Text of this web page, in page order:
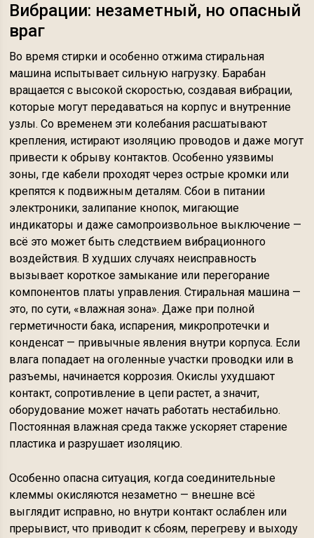
Вибрации: незаметный, но опасный
враг
Во время стирки и особенно отжима стиральная
машина испытывает сильную нагрузку. Барабан
вращается с высокой скоростью, создавая вибрации,
которые могут передаваться на корпус и внутренние
узлы. Со временем эти колебания расшатывают
крепления, истирают изоляцию проводов и даже могут
привести к обрыву контактов. Особенно уязвимы
зоны, где кабели проходят через острые кромки или
крепятся к подвижным деталям. Сбои в питании
электроники, залипание кнопок, мигающие
индикаторы и даже самопроизвольное выключение —
всё это может быть следствием вибрационного
воздействия. В худших случаях неисправность
вызывает короткое замыкание или перегорание
компонентов платы управления. Стиральная машина —
это, по сути, «влажная зона». Даже при полной
герметичности бака, испарения, микропротечки и
конденсат — привычные явления внутри корпуса. Если
влага попадает на оголенные участки проводки или в
разъемы, начинается коррозия. Окислы ухудшают
контакт, сопротивление в цепи растет, а значит,
оборудование может начать работать нестабильно.
Постоянная влажная среда также ускоряет старение
пластика и разрушает изоляцию.
Особенно опасна ситуация, когда соединительные
клеммы окисляются незаметно — внешне всё
выглядит исправно, но внутри контакт ослаблен или
прерывист, что приводит к сбоям, перегреву и выходу